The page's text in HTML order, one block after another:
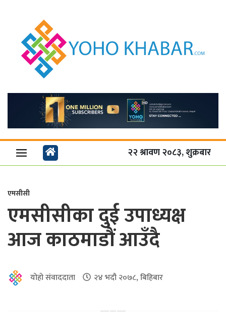
२२ श्रावण २०८३, शुक्रबार
एमसीसी
एमसीसीका दुई उपाध्यक्ष
आज काठमाडौं आउँदै
योहो संवाददाता २४ भदौ २०७८, बिहिबार